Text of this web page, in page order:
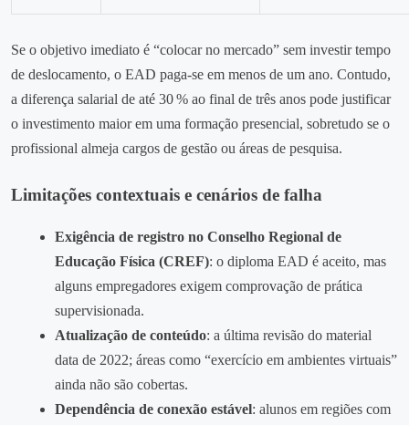
Se o objetivo imediato é “colocar no mercado” sem investir tempo
de deslocamento, o EAD paga-se em menos de um ano. Contudo,
a diferença salarial de até 30 % ao final de três anos pode justificar
o investimento maior em uma formação presencial, sobretudo se o
profissional almeja cargos de gestão ou áreas de pesquisa.
Limitações contextuais e cenários de falha
Exigência de registro no Conselho Regional de
Educação Física (CREF): o diploma EAD é aceito, mas
alguns empregadores exigem comprovação de prática
supervisionada.
Atualização de conteúdo: a última revisão do material
data de 2022; áreas como “exercício em ambientes virtuais”
ainda não são cobertas.
Dependência de conexão estável: alunos em regiões com